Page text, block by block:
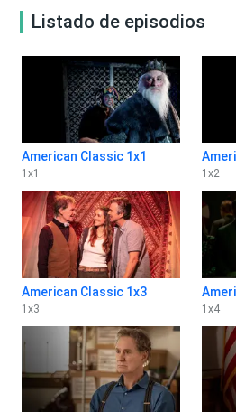
Listado de episodios
American Classic 1x1
1 x1 1 x2
American Classic 1x3
1 x3 1 x4